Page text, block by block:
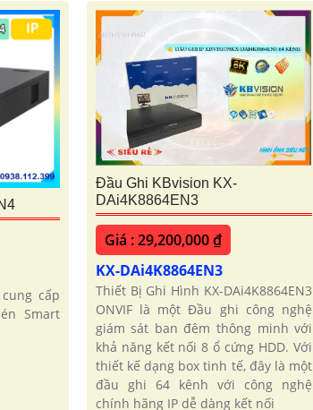
cấp
Smart
Đầu Ghi KBvision KX-
DAi4K8864EN3
Giá : 29,200,000 ₫
KX-DAi4K8864EN3
Thiết Bị Ghi Hình KX-DAi4K8864EN3
ONVIF là một Đầu ghi công nghệ
giám sát ban đêm thông minh với
khả năng kết nối 8 ổ cứng HDD. Với
thiết kế dạng box tinh tế, đây là một
đầu ghi 64 kênh với công nghệ
chính hãng IP dễ dàng kết nối